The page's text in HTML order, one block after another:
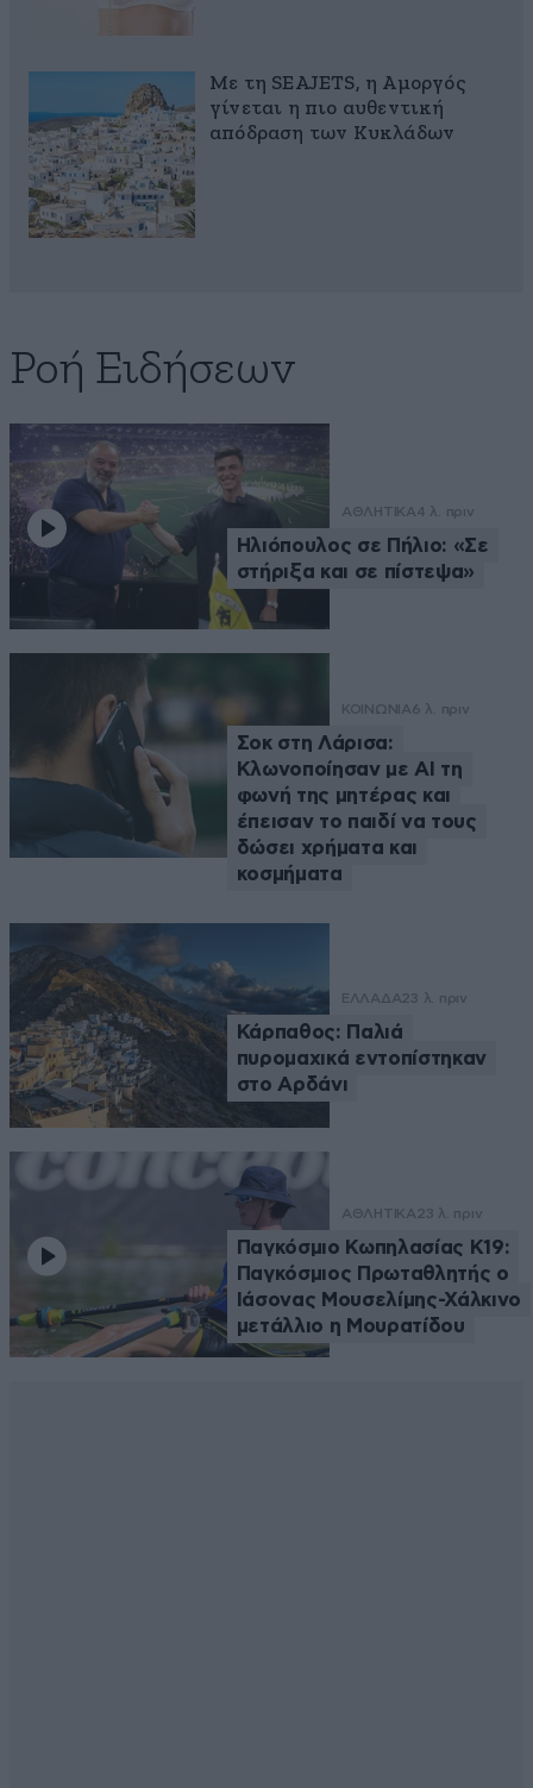
Με τη SEAJETS, η Αμοργός
γίνεται η πιο αυθεντική
απόδραση των Κυκλάδων
Ροή Ειδήσεων
ΑΘΛΗΤΙΚΑ4 λ. πριν
Ηλιόπουλος σε Πήλιο: «Σε
στήριξα και σε πίστεψα»
ΚΟΙΝΩΝΙΑ6 λ. πριν
Σοκ στη Λάρισα:
Κλωνοποίησαν με AI τη
φωνή της μητέρας και
έπεισαν το παιδί να τους
δώσει χρήματα και
κοσμήματα
ΕΛΛΑΔΑ23 λ. πριν
Κάρπαθος: Παλιά
πυρομαχικά εντοπίστηκαν
στο Αρδάνι
ΑΘΛΗΤΙΚΑ23 λ. πριν
Παγκόσμιο Κωπηλασίας Κ19:
Παγκόσμιος Πρωταθλητής ο
Ιάσονας Μουσελίμης-Χάλκινο
μετάλλιο η Μουρατίδου